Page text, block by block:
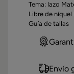
Tema: lazo
Libre de
Guía de tallas
Envío